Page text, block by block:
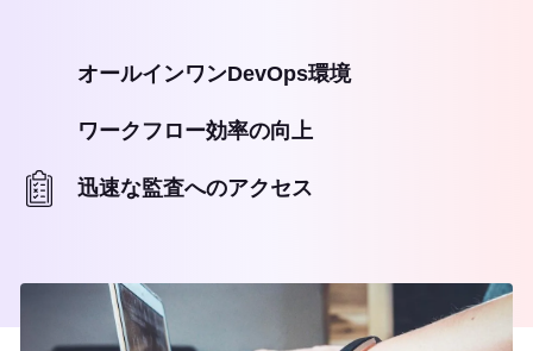
オールインワンDevOps環境
ワークフロー効率の向上
迅速な監査へのアクセス